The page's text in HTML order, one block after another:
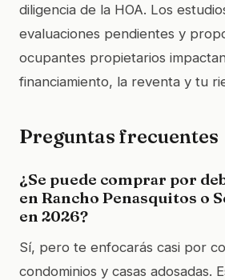
diligencia de la HOA. Los
evaluaciones pendientes y
ocupantes propietarios
financiamiento, la reventa y tu
Preguntas frecuentes
¿Se puede comprar por
en Rancho Penasquitos o
en 2026?
Sí, pero te enfocarás casi por
condominios y casas adosadas.